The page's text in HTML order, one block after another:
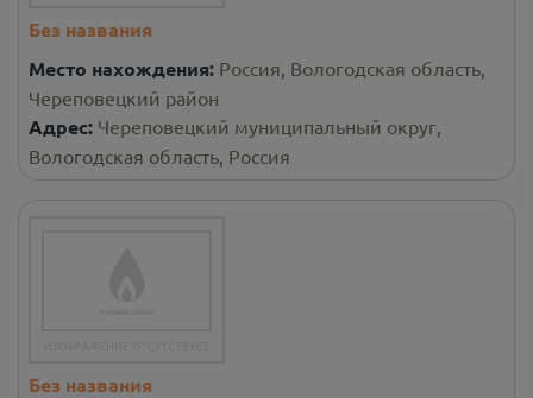
Без названия
Место нахождения: Россия, Вологодская область,
Череповецкий район
Адрес: Череповецкий муниципальный округ,
Вологодская область, Россия
Без названия